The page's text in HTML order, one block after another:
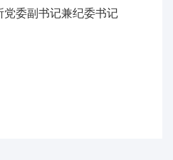
委副书记兼纪委书记